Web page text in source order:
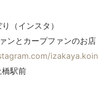
（インスタ）
ンとカープファンのお店
駅前